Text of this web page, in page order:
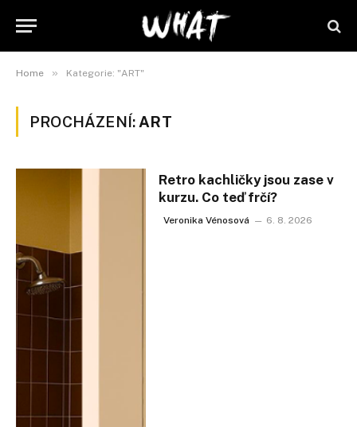
Home » Kategorie: "ART"
PROCHÁZENÍ: ART
Retro kachličky jsou zase v
kurzu. Co teď frčí?
Veronika Vénosová 6. 8. 2026